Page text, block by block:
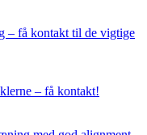
– få kontakt til de vigtige
– få kontakt!